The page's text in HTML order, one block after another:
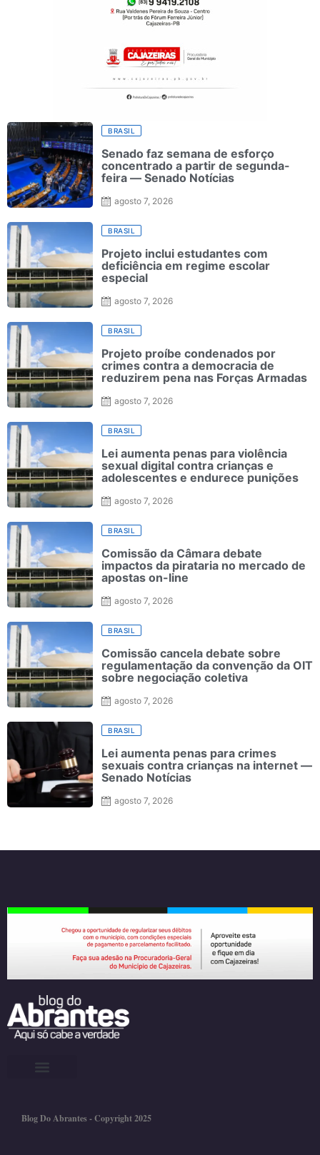
BRASIL
Senado faz semana de esforço
concentrado a partir de segunda-
feira — Senado Notícias
agosto 7, 2026
BRASIL
Projeto inclui estudantes com
deficiência em regime escolar
especial
agosto 7, 2026
BRASIL
Projeto proíbe condenados por
crimes contra a democracia de
reduzirem pena nas Forças Armadas
agosto 7, 2026
BRASIL
Lei aumenta penas para violência
sexual digital contra crianças e
adolescentes e endurece punições
agosto 7, 2026
BRASIL
Comissão da Câmara debate
impactos da pirataria no mercado de
apostas on-line
agosto 7, 2026
BRASIL
Comissão cancela debate sobre
regulamentação da convenção da OIT
sobre negociação coletiva
agosto 7, 2026
BRASIL
Lei aumenta penas para crimes
sexuais contra crianças na internet —
Senado Notícias
agosto 7, 2026
Blog Do Abrantes - Copyright 2025